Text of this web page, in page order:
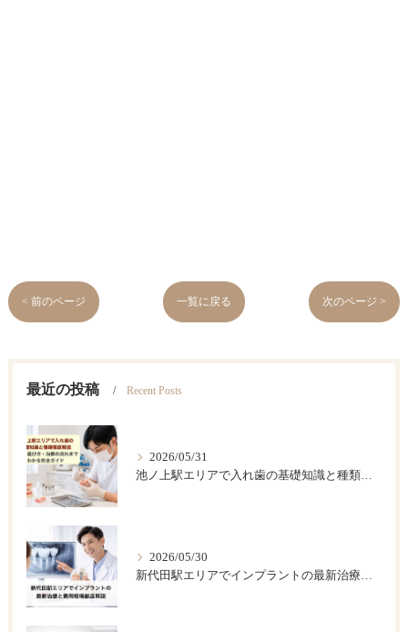
< 前のページ 一覧に戻る 次のページ >
最近の投稿 Recent Posts
2026/05/31
池ノ上駅エリアで入れ歯の基礎知識と種類徹底解説｜費用・選び方・治療の流れまでわかる完全ガイド
2026/05/30